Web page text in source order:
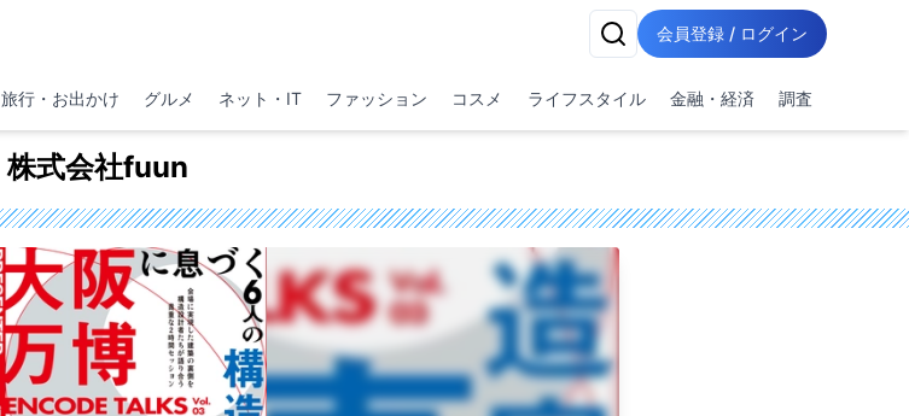
会員登録 / ログイン
旅行・お出かけ グルメ ネット・IT ファッション コスメ ライフスタイル 金融・経済 調査
株式会社fuun